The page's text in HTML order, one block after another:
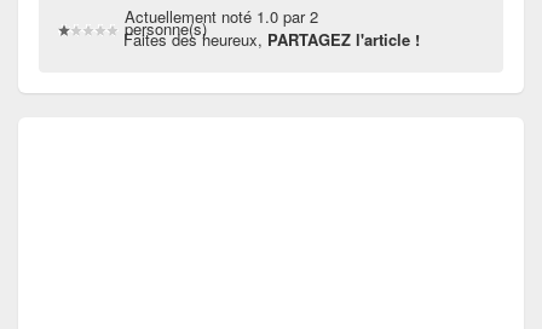
Actuellement noté 1.0 par 2
personne(s)
Faites des heureux, PARTAGEZ l'article !